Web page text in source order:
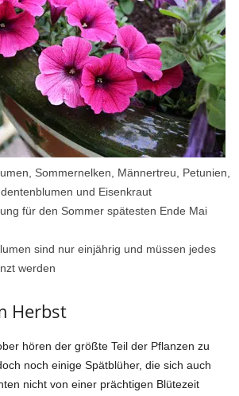
Sommernelken, Männertreu, Petunien,
und Eisenkraut
für den Sommer spätesten Ende Mai
sind nur einjährig und müssen jedes
werden
Herbst
hören der größte Teil der Pflanzen zu
noch einige Spätblüher, die sich auch
nicht von einer prächtigen Blütezeit